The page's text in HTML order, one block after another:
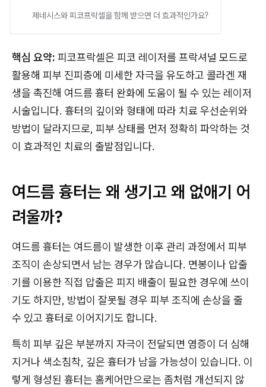
제네시스와 피코프락셀을 함께 받으면 더 효과적인가요?
핵심 요약: 피코프락셀은 피코 레이저를 프락셔널 모드로
활용해 피부 진피층에 미세한 자극을 유도하고 콜라겐 재
생을 촉진해 여드름 흉터 완화에 도움이 될 수 있는 레이저
시술입니다. 흉터의 깊이와 형태에 따라 치료 우선순위와
방법이 달라지므로, 피부 상태를 먼저 정확히 파악하는 것
이 효과적인 치료의 출발점입니다.
여드름 흉터는 왜 생기고 왜 없애기 어
려울까?
여드름 흉터는 여드름이 발생한 이후 관리 과정에서 피부
조직이 손상되면서 남는 경우가 많습니다. 면봉이나 압출
기를 이용한 직접 압출은 피지 배출이 필요한 경우에 쓰이
기도 하지만, 방법이 잘못될 경우 피부 조직에 손상을 줄
수 있고 흉터로 이어지기도 합니다.
특히 피부 깊은 부분까지 자극이 전달되면 염증이 더 심해
지거나 색소침착, 깊은 흉터가 남을 가능성이 있습니다. 이
렇게 형성된 흉터는 홈케어만으로는 좀처럼 개선되지 않